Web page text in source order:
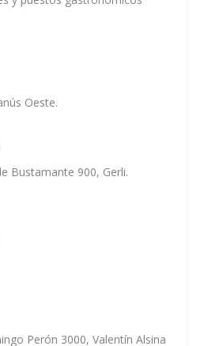
Oeste.
Bustamante 900, Gerli.
Perón 3000, Valentín Alsina